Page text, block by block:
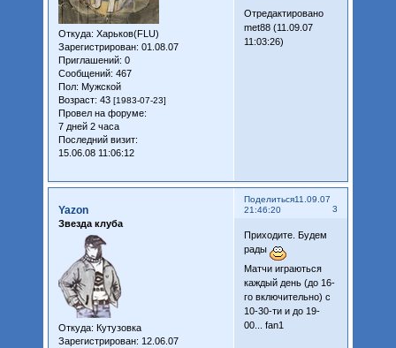
Откуда: Харьков(FLU)
Зарегистрирован: 01.08.07
Приглашений: 0
Сообщений: 467
Пол: Мужской
Возраст: 43 [1983-07-23]
Провел на форуме:
7 дней 2 часа
Последний визит:
15.06.08 11:06:12
Отредактировано
met88 (11.09.07
11:03:26)
Поделиться
3
11.09.07
21:46:20
Yazon
Звезда клуба
Откуда: Кутузовка
Зарегистрирован: 12.06.07
Приходите. Будем
рады
Матчи играються
каждый день (до 16-
го включительно) с
10-30-ти и до 19-
00... fan1